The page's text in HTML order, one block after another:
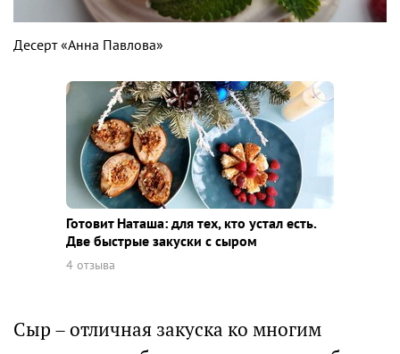
Десерт «Анна Павлова»
Готовит Наташа: для тех, кто устал есть.
Две быстрые закуски с сыром
4 отзыва
Сыр – отличная закуска ко многим